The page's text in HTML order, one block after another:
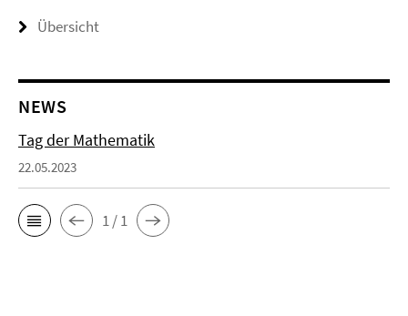
Übersicht
NEWS
Tag der Mathematik
22.05.2023
1 / 1